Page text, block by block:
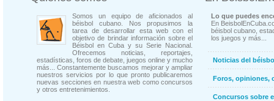
Somos un equipo de aficionados al
béisbol cubano. Nos propusimos la
tarea de desarrollar esta web con el
objetivo de brindar información sobre el
Béisbol en Cuba y su Serie Nacional.
Ofrecemos noticias, reportajes,
estadísticas, foros de debate, juegos online y mucho
más... Constantemente buscamos mejorar y ampliar
nuestros servicios por lo que pronto publicaremos
nuevas secciones en nuestra web como concursos
y otros entretenimientos.
Lo que puedes
En
béisbol cubano,
los juegos y más...
Noticias del
Foros, opiniones,
Concursos sobre